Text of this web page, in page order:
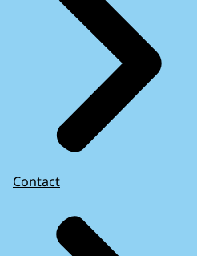
Contact